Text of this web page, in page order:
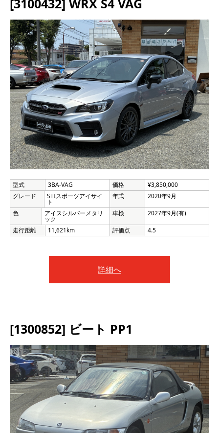
[3100432] WRX S4 VAG
型式 3BA-VAG 価格
¥3,850,000
グレード
STIスポーツアイサイ
ト
年式 2020年9月
色 アイスシルバーメタリ
ック
車検 2027年9月(有)
走行距離 11,621km 評価点 4.5
詳細へ
[1300852] ビート PP1